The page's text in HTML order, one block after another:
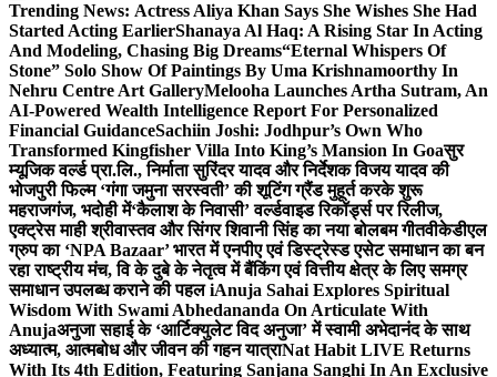
Trending News: Actress Aliya Khan Says She Wishes She Had
Started Acting EarlierShanaya Al Haq: A Rising Star In Acting
And Modeling, Chasing Big Dreams“Eternal Whispers Of
Stone” Solo Show Of Paintings By Uma Krishnamoorthy In
Nehru Centre Art GalleryMelooha Launches Artha Sutram, An
AI-Powered Wealth Intelligence Report For Personalized
Financial GuidanceSachiin Joshi: Jodhpur’s Own Who
Transformed Kingfisher Villa Into King’s Mansion In Goaसुर
म्यूजिक वर्ल्ड प्रा.लि., निर्माता सुरिंदर यादव और निर्देशक विजय यादव की
भोजपुरी फिल्म ‘गंगा जमुना सरस्वती’ की शूटिंग ग्रैंड मुहूर्त करके शुरू
महराजगंज, भदोही में‘कैलाश के निवासी’ वर्ल्डवाइड रिकॉर्ड्स पर रिलीज,
एक्ट्रेस माही श्रीवास्तव और सिंगर शिवानी सिंह का नया बोलबम गीतवीकेडीएल
ग्रुप का ‘NPA Bazaar’ भारत में एनपीए एवं डिस्ट्रेस्ड एसेट समाधान का बन
रहा राष्ट्रीय मंच, वि के दुबे के नेतृत्व में बैंकिंग एवं वित्तीय क्षेत्र के लिए समग्र
समाधान उपलब्ध कराने की पहल iAnuja Sahai Explores Spiritual
Wisdom With Swami Abhedananda On Articulate With
Anujaअनुजा सहाई के ‘आर्टिक्युलेट विद अनुजा’ में स्वामी अभेदानंद के साथ
अध्यात्म, आत्मबोध और जीवन की गहन यात्राNat Habit LIVE Returns
With Its 4th Edition, Featuring Sanjana Sanghi In An Exclusive